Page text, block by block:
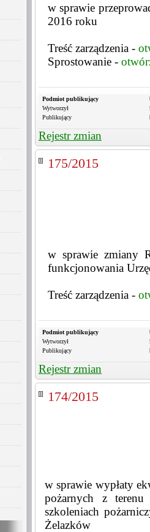
w sprawie
2016 roku
Treść zarządzenia -
Sprostowanie -
Podmiot publikujący
Wytworzył
Publikujący
Rejestr zmian
175/2015
w sprawie zmiany
funkcjonowania
Treść zarządzenia -
Podmiot publikujący
Wytworzył
Publikujący
Rejestr zmian
174/2015
w sprawie wypłaty
pożarnych z
szkoleniach
Żelazków